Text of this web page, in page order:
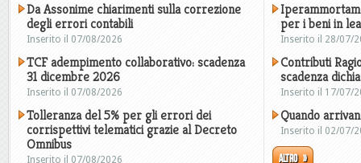
Da Assonime chiarimenti sulla correzione
degli errori contabili
Inserito il 07/08/2026
TCF adempimento collaborativo: scadenza
31 dicembre 2026
Inserito il 07/08/2026
Tolleranza del 5% per gli errori dei
corrispettivi telematici grazie al Decreto
Omnibus
Inserito il 07/08/2026
per i beni in
Inserito il 28/07/
Contributi
scadenza
Inserito il 17/07/
Quando
Inserito il 02/07/
Altro »